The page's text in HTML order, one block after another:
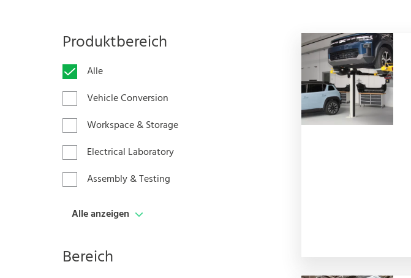
Produktbereich
Alle
Vehicle Conversion
Workspace & Storage
Electrical Laboratory
Assembly & Testing
Alle anzeigen
Bereich